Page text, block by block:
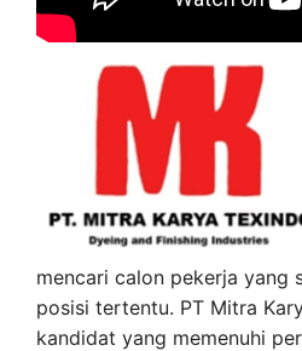
mencari calon pekerja yang
posisi tertentu. PT Mitra
kandidat yang memenuhi